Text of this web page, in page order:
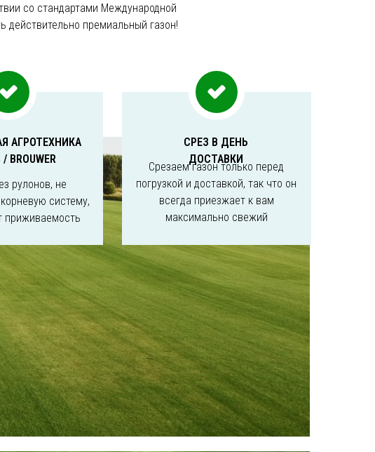
со стандартами Международной
действительно премиальный газон!
СРЕЗ В ДЕНЬ
ДОСТАВКИ
Срезаем газон только перед
погрузкой и доставкой, так что он
всегда приезжает к вам
максимально свежий
АГРОТЕХНИКА
BROUWER
рулонов, не
систему,
приживаемость